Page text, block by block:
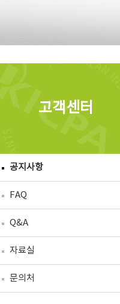
고객센터
공지사항
FAQ
Q&A
자료실
문의처